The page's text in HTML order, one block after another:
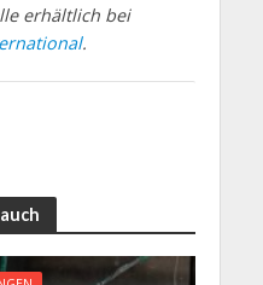
erhältlich bei
.